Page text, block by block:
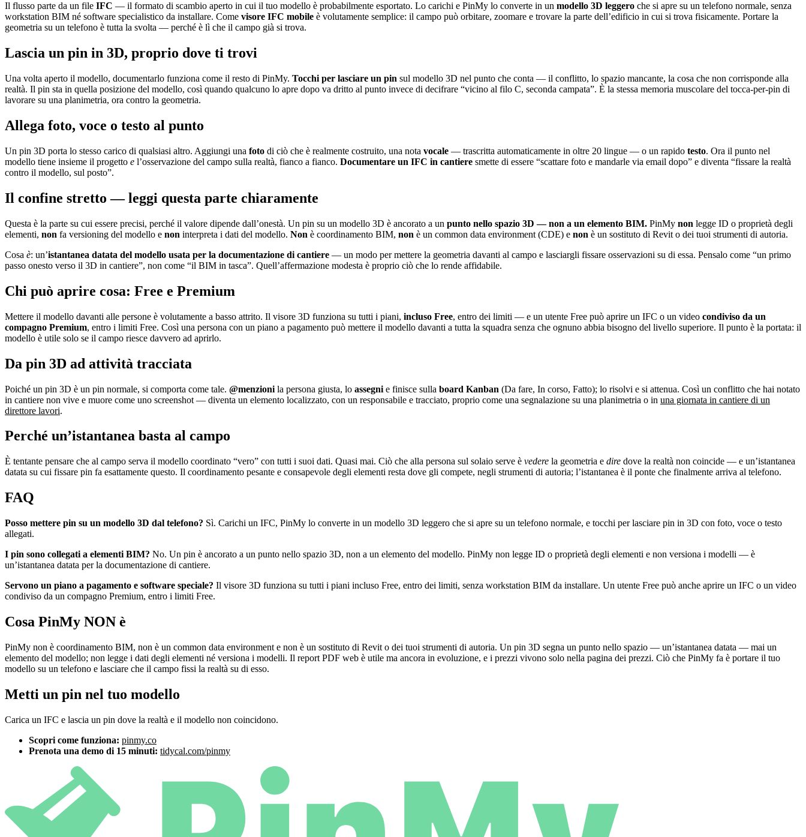
Il flusso parte da un file IFC — il formato di scambio aperto in cui il tuo modello è probabilmente esportato. Lo carichi e PinMy lo converte in un modello 3D leggero che si apre su un telefono normale, senza
workstation BIM né software specialistico da installare. Come visore IFC mobile è volutamente semplice: il campo può orbitare, zoomare e trovare la parte dell’edificio in cui si trova fisicamente. Portare la
geometria su un telefono è tutta la svolta — perché è lì che il campo già si trova.
Lascia un pin in 3D, proprio dove ti trovi
Una volta aperto il modello, documentarlo funziona come il resto di PinMy. Tocchi per lasciare un pin sul modello 3D nel punto che conta — il conflitto, lo spazio mancante, la cosa che non corrisponde alla
realtà. Il pin sta in quella posizione del modello, così quando qualcuno lo apre dopo va dritto al punto invece di decifrare “vicino al filo C, seconda campata”. È la stessa memoria muscolare del tocca-per-pin di
lavorare su una planimetria, ora contro la geometria.
Allega foto, voce o testo al punto
Un pin 3D porta lo stesso carico di qualsiasi altro. Aggiungi una foto di ciò che è realmente costruito, una nota vocale — trascritta automaticamente in oltre 20 lingue — o un rapido testo. Ora il punto nel
modello tiene insieme il progetto e l’osservazione del campo sulla realtà, fianco a fianco. Documentare un IFC in cantiere smette di essere “scattare foto e mandarle via email dopo” e diventa “fissare la realtà
contro il modello, sul posto”.
Il confine stretto — leggi questa parte chiaramente
Questa è la parte su cui essere precisi, perché il valore dipende dall’onestà. Un pin su un modello 3D è ancorato a un punto nello spazio 3D — non a un elemento BIM. PinMy non legge ID o proprietà degli
elementi, non fa versioning del modello e non interpreta i dati del modello. Non è coordinamento BIM, non è un common data environment (CDE) e non è un sostituto di Revit o dei tuoi strumenti di autoria.
Cosa è: un’istantanea datata del modello usata per la documentazione di cantiere — un modo per mettere la geometria davanti al campo e lasciargli fissare osservazioni su di essa. Pensalo come “un primo
passo onesto verso il 3D in cantiere”, non come “il BIM in tasca”. Quell’affermazione modesta è proprio ciò che lo rende affidabile.
Chi può aprire cosa: Free e Premium
Mettere il modello davanti alle persone è volutamente a basso attrito. Il visore 3D funziona su tutti i piani, incluso Free, entro dei limiti — e un utente Free può aprire un IFC o un video condiviso da un
compagno Premium, entro i limiti Free. Così una persona con un piano a pagamento può mettere il modello davanti a tutta la squadra senza che ognuno abbia bisogno del livello superiore. Il punto è la portata: il
modello è utile solo se il campo riesce davvero ad aprirlo.
Da pin 3D ad attività tracciata
Poiché un pin 3D è un pin normale, si comporta come tale. @menzioni la persona giusta, lo assegni e finisce sulla board Kanban (Da fare, In corso, Fatto); lo risolvi e si attenua. Così un conflitto che hai notato
in cantiere non vive e muore come uno screenshot — diventa un elemento localizzato, con un responsabile e tracciato, proprio come una segnalazione su una planimetria o in una giornata in cantiere di un
direttore lavori.
Perché un’istantanea basta al campo
È tentante pensare che al campo serva il modello coordinato “vero” con tutti i suoi dati. Quasi mai. Ciò che alla persona sul solaio serve è vedere la geometria e dire dove la realtà non coincide — e un’istantanea
datata su cui fissare pin fa esattamente questo. Il coordinamento pesante e consapevole degli elementi resta dove gli compete, negli strumenti di autoria; l’istantanea è il ponte che finalmente arriva al telefono.
FAQ
Posso mettere pin su un modello 3D dal telefono? Sì. Carichi un IFC, PinMy lo converte in un modello 3D leggero che si apre su un telefono normale, e tocchi per lasciare pin in 3D con foto, voce o testo
allegati.
I pin sono collegati a elementi BIM? No. Un pin è ancorato a un punto nello spazio 3D, non a un elemento del modello. PinMy non legge ID o proprietà degli elementi e non versiona i modelli — è
un’istantanea datata per la documentazione di cantiere.
Servono un piano a pagamento e software speciale? Il visore 3D funziona su tutti i piani incluso Free, entro dei limiti, senza workstation BIM da installare. Un utente Free può anche aprire un IFC o un video
condiviso da un compagno Premium, entro i limiti Free.
Cosa PinMy NON è
PinMy non è coordinamento BIM, non è un common data environment e non è un sostituto di Revit o dei tuoi strumenti di autoria. Un pin 3D segna un punto nello spazio — un’istantanea datata — mai un
elemento del modello; non legge i dati degli elementi né versiona i modelli. Il report PDF web è utile ma ancora in evoluzione, e i prezzi vivono solo nella pagina dei prezzi. Ciò che PinMy fa è portare il tuo
modello su un telefono e lasciare che il campo fissi la realtà su di esso.
Metti un pin nel tuo modello
Carica un IFC e lascia un pin dove la realtà e il modello non coincidono.
Scopri come funziona: pinmy.co
Prenota una demo di 15 minuti: tidycal.com/pinmy